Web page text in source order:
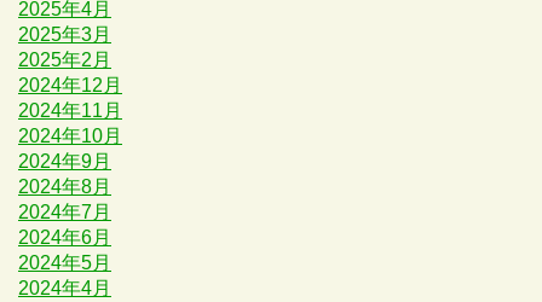
2025年4月
2025年3月
2025年2月
2024年12月
2024年11月
2024年10月
2024年9月
2024年8月
2024年7月
2024年6月
2024年5月
2024年4月